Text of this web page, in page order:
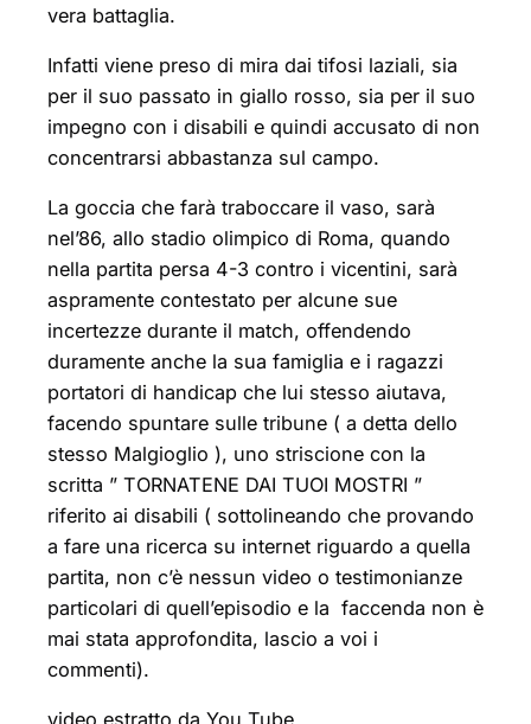
vera battaglia.
Infatti viene preso di mira dai tifosi laziali, sia
per il suo passato in giallo rosso, sia per il suo
impegno con i disabili e quindi accusato di non
concentrarsi abbastanza sul campo.
La goccia che farà traboccare il vaso, sarà
nel’86, allo stadio olimpico di Roma, quando
nella partita persa 4-3 contro i vicentini, sarà
aspramente contestato per alcune sue
incertezze durante il match, offendendo
duramente anche la sua famiglia e i ragazzi
portatori di handicap che lui stesso aiutava,
facendo spuntare sulle tribune ( a detta dello
stesso Malgioglio ), uno striscione con la
scritta ” TORNATENE DAI TUOI MOSTRI ”
riferito ai disabili ( sottolineando che provando
a fare una ricerca su internet riguardo a quella
partita, non c’è nessun video o testimonianze
particolari di quell’episodio e la faccenda non è
mai stata approfondita, lascio a voi i
commenti).